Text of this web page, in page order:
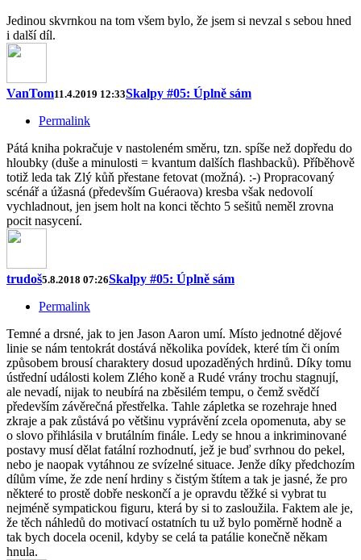
Jedinou skvrnkou na tom všem bylo, že jsem si nevzal s sebou hned
i další díl.
VanTom11.4.2019 12:33Skalpy #05: Úplně sám
Permalink
Pátá kniha pokračuje v nastoleném směru, tzn. spíše než dopředu do
hloubky (duše a minulosti = kvantum dalších flashbacků). Příběhově
totiž leda tak Zlý kůň přestane fetovat (možná). :-) Propracovaný
scénář a úžasná (především Guéraova) kresba však nedovolí
vychladnout, jen jsem holt na konci těchto 5 sešitů neměl zrovna
pocit nasycení.
trudoš5.8.2018 07:26Skalpy #05: Úplně sám
Permalink
Temné a drsné, jak to jen Jason Aaron umí. Místo jednotné dějové
linie se nám tentokrát dostává několika povídek, které tím či oním
způsobem brousí charaktery dosud upozaděných hrdinů. Díky tomu
ústřední události kolem Zlého koně a Rudé vrány trochu stagnují,
ale nevadí, nijak to neubírá na zběsilém tempu, o čemž svědčí
především závěrečná přestřelka. Tahle zápletka se rozehraje hned
zkraje a pak zůstává po většinu vyprávění zcela opomenuta, aby se
o slovo přihlásila v brutálním finále. Ledy se hnou a inkriminované
postavy musí dělat fatální rozhodnutí, jež je buď svrhnou do pekel,
nebo je naopak vytáhnou ze svízelné situace. Jenže díky předchozím
dílům víme, že zde není hrdiny s čistým štítem a tak je jasné, že pro
některé to prostě dobře neskončí a je opravdu těžké si vybrat tu
nejméně sympatickou figuru, která by si to zasloužila. Faktem ale je,
že těch náhledů do motivací ostatních tu už bylo poměrně hodně a
tak bych docela ocenil, kdyby se celá ta patálie konečně někam
hnula.